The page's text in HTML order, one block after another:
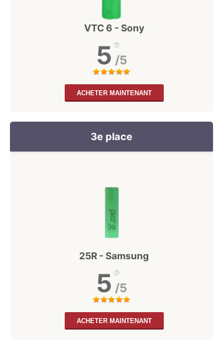
VTC 6 - Sony
5 /5
ACHETER MAINTENANT
3e place
25R - Samsung
5 /5
ACHETER MAINTENANT